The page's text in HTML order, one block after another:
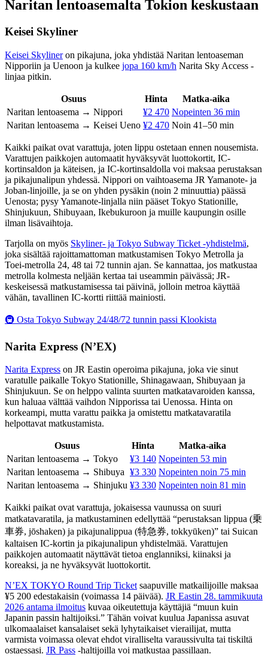
Naritan lentoasemalta Tokion keskustaan
Keisei Skyliner
Keisei Skylineron pikajuna, joka yhdistää Naritan lentoaseman
Nipporiin ja Uenoon ja kulkee jopa 160 km/h Narita Sky Access -
linjaa pitkin.
Osuus Hinta
Matka-aika
Naritan lentoasema → Nippori
¥2 470 Nopeinten 36 min
Naritan lentoasema → Keisei Ueno ¥2 470 Noin 41–50 min
Kaikki paikat ovat varattuja, joten lippu ostetaan ennen nousemista.
Varattujen paikkojen automaatit hyväksyvät luottokortit, IC-
kortinsaldon ja käteisen, ja IC-kortinsaldolla voi maksaa perustaksan
ja pikajunalipun yhdessä. Nippori on vaihtoasema JR Yamanote- ja
Joban-linjoille, ja se on yhden pysäkin (noin 2 minuuttia) päässä
Uenosta; pysy Yamanote-linjalla niin pääset Tokyo Stationille,
Shinjukuun, Shibuyaan, Ikebukuroon ja muille kaupungin osille
ilman lisävaihtoja.
Tarjolla on myös Skyliner- ja Tokyo Subway Ticket -yhdistelmä,
joka sisältää rajoittamattoman matkustamisen Tokyo Metrolla ja
Toei-metrolla 24, 48 tai 72 tunnin ajan. Se kannattaa, jos matkustaa
metrolla kolmesta neljään kertaa tai useammin päivässä; JR-
keskeisessä matkustamisessa tai päivinä, jolloin metroa käyttää
vähän, tavallinen IC-kortti riittää mainiosti.
🚇 Osta Tokyo Subway 24/48/72 tunnin passi Klookista
Narita Express (N’EX)
Narita Express on JR Eastin operoima pikajuna, joka vie sinut
varatulle paikalle Tokyo Stationille, Shinagawaan, Shibuyaan ja
Shinjukuun. Se on helppo valinta suurten matkatavaroiden kanssa,
kun haluaa välttää vaihdon Nipporissa tai Uenossa. Hinta on
korkeampi, mutta varattu paikka ja omistettu matkatavaratila
helpottavat matkustamista.
Osuus Hinta
Matka-aika
Naritan lentoasema → Tokyo
¥3 140 Nopeinten 53 min
Naritan lentoasema → Shibuya ¥3 330 Nopeinten noin 75 min
Naritan lentoasema → Shinjuku ¥3 330 Nopeinten noin 81 min
Kaikki paikat ovat varattuja, jokaisessa vaunussa on suuri
matkatavaratila, ja matkustaminen edellyttää “perustaksan lippua (乗
車券, jōshaken) ja pikajunalippua (特急券, tokkyūken)” tai Suican
kaltaisen IC-kortin ja pikajunalipun yhdistelmää. Varattujen
paikkojen automaatit näyttävät tietoa englanniksi, kiinaksi ja
koreaksi, ja ne hyväksyvät luottokortit.
N’EX TOKYO Round Trip Ticket saapuville matkailijoille maksaa
¥5 200 edestakaisin (voimassa 14 päivää). JR Eastin 28. tammikuuta
2026 antama ilmoitus kuvaa oikeutettuja käyttäjiä “muun kuin
Japanin passin haltijoiksi.” Tähän voivat kuulua Japanissa asuvat
ulkomaalaiset kansalaiset sekä lyhytaikaiset vierailijat, mutta
varmista voimassa olevat ehdot viralliselta varaussivulta tai tiskiltä
ostaessasi. JR Pass -haltijoilla voi matkustaa passillaan.